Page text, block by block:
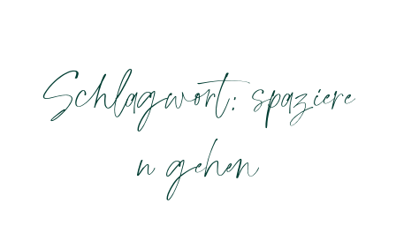
Schlagwort: spaziere
n gehen